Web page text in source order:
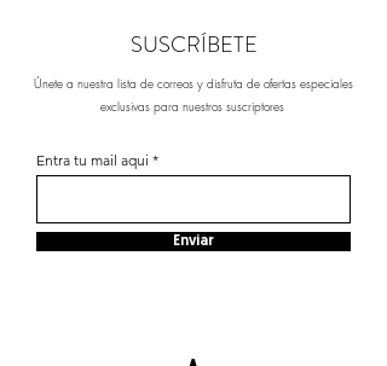
SUSCRÍBETE
Únete a nuestra lista de correos y disfruta de ofertas especiales
exclusivas para nuestros suscriptores
Entra tu mail aqui
Enviar